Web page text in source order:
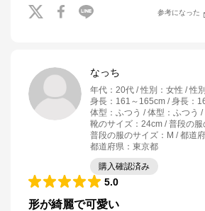
参考になった
なっち
年代 ： 20代 性別 ： 女性 性別
身長 ： 161～165cm 身長 ：
体型 ： ふつう 体型 ： ふつう
靴のサイズ ： 24cm 普段の服
普段の服のサイズ ： M 都道
都道府県 ： 東京都
購入確認済み
5.0
形が綺麗で可愛い